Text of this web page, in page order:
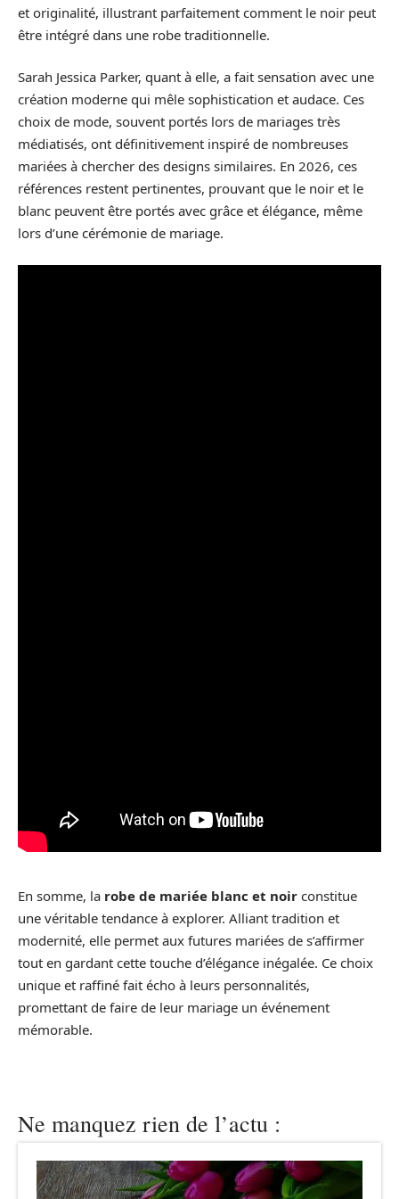
et originalité, illustrant parfaitement comment le noir peut
être intégré dans une robe traditionnelle.
Sarah Jessica Parker, quant à elle, a fait sensation avec une
création moderne qui mêle sophistication et audace. Ces
choix de mode, souvent portés lors de mariages très
médiatisés, ont définitivement inspiré de nombreuses
mariées à chercher des designs similaires. En 2026, ces
références restent pertinentes, prouvant que le noir et le
blanc peuvent être portés avec grâce et élégance, même
lors d’une cérémonie de mariage.
En somme, la robe de mariée blanc et noir constitue
une véritable tendance à explorer. Alliant tradition et
modernité, elle permet aux futures mariées de s’affirmer
tout en gardant cette touche d’élégance inégalée. Ce choix
unique et raffiné fait écho à leurs personnalités,
promettant de faire de leur mariage un événement
mémorable.
Ne manquez rien de l’actu :